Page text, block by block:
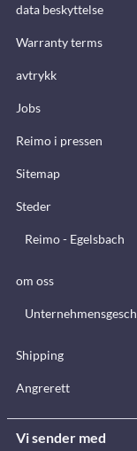
data beskyttelse
Warranty terms
avtrykk
Jobs
Reimo i pressen
Sitemap
Steder
Reimo - Egelsbach
om oss
Shipping
Angrerett
Vi sender med